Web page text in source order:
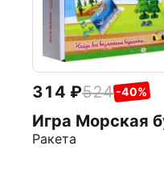
314 524 -40%
Игра Морская
Ракета